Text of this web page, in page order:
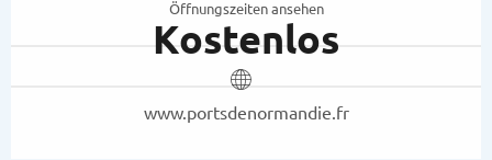
Öffnungszeiten ansehen
Kostenlos
www.portsdenormandie.fr